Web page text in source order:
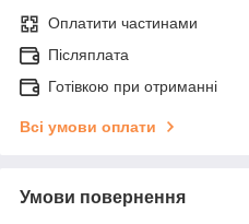
Оплатити частинами
Післяплата
Готівкою при отриманні
Всі умови оплати
Умови повернення